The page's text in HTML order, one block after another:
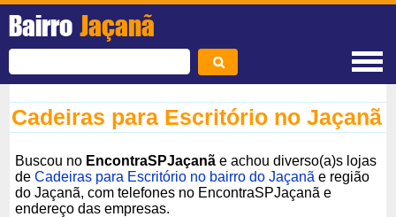
Bairro Jaçanã
Cadeiras para Escritório no Jaçanã
Buscou no EncontraSPJaçanã e achou diverso(a)s lojas
deCadeiras para Escritório no bairro do Jaçanã e região
do Jaçanã, com telefones no EncontraSPJaçanã e
endereço das empresas.